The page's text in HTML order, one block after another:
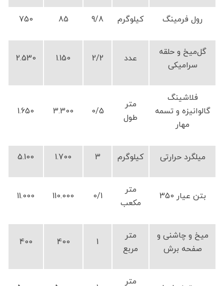
رول فرمینگ کیلوگرم 9/8
85
750
گل‌میخ و حلقه
سرامیکی
عدد 2/2
1.150
2.530
فلاشینگ
گالوانیزه و تسمه
مهار
متر
طول
0/5
3.300
1.650
میلگرد حرارتی کیلوگرم 3
1.700
5.100
بتن عیار 350
متر
مکعب
0/1
110.000
11.000
میخ و چاشنی و
صفحه برش
متر
مربع
1
400
400
متر